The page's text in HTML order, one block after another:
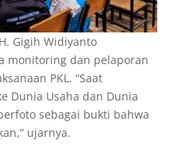
Gigih Widiyanto
monitoring dan pelaporan
PKL. “Saat
Dunia Usaha dan Dunia
sebagai bukti bahwa
ujarnya.